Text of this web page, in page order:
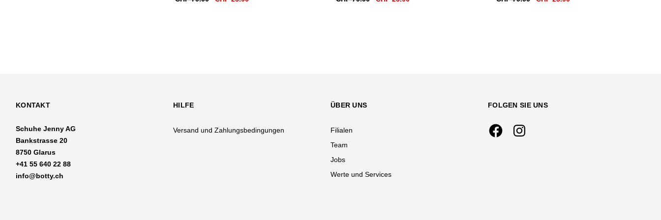
KONTAKT
Schuhe Jenny AG
Bankstrasse 20
8750 Glarus
+41 55 640 22 88
info@botty.ch
HILFE
Versand und Zahlungsbedingungen
ÜBER UNS
Filialen
Team
Jobs
Werte und Services
FOLGEN SIE UNS